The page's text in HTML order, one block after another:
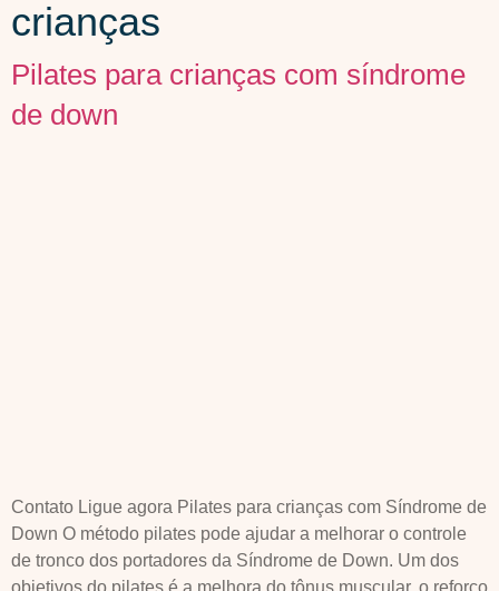
crianças
Pilates para crianças com síndrome
de down
Contato Ligue agora Pilates para crianças com Síndrome de
Down O método pilates pode ajudar a melhorar o controle
de tronco dos portadores da Síndrome de Down. Um dos
objetivos do pilates é a melhora do tônus muscular, o reforço